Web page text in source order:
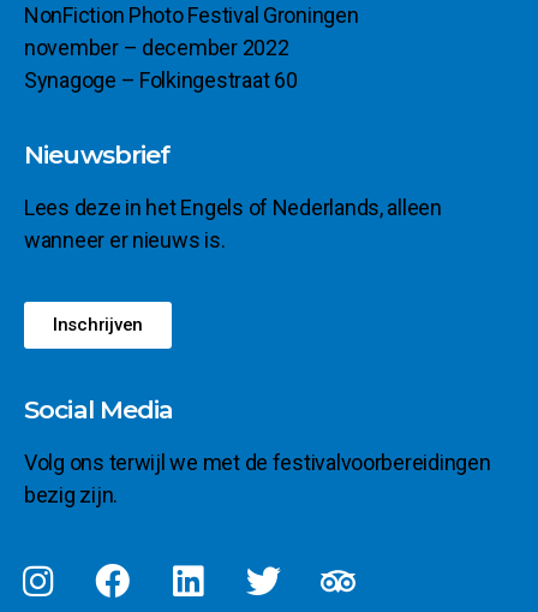
NonFiction Photo Festival Groningen
november – december 2022
Synagoge – Folkingestraat 60
Nieuwsbrief
Lees deze in het Engels of Nederlands, alleen
wanneer er nieuws is.
Inschrijven
Social Media
Volg ons terwijl we met de festivalvoorbereidingen
bezig zijn.